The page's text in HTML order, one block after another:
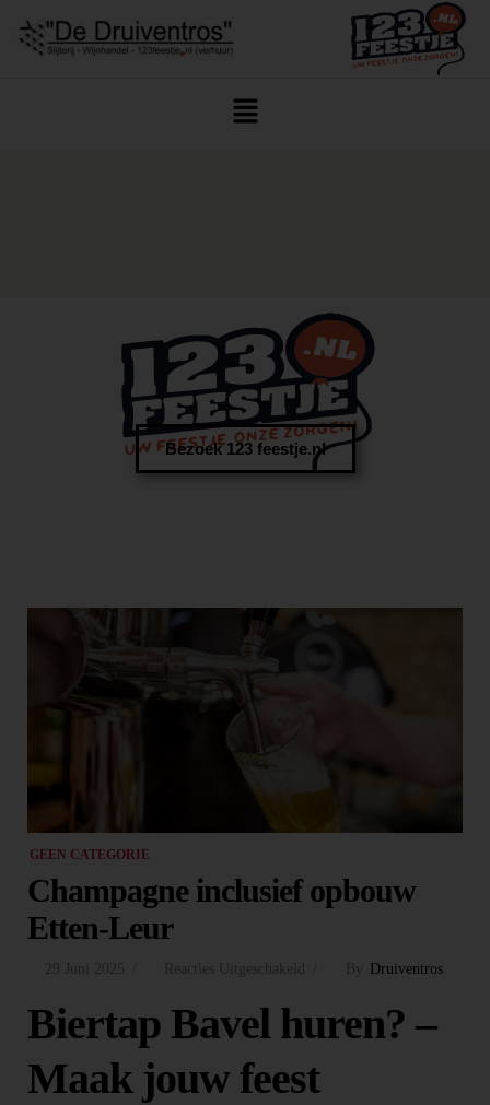
Bezoek 123 feestje.nl
GEEN CATEGORIE
Champagne inclusief opbouw
Etten-Leur
29 Juni 2025 By Druiventros
Reacties Uitgeschakeld
Biertap Bavel huren? –
Maak jouw feest